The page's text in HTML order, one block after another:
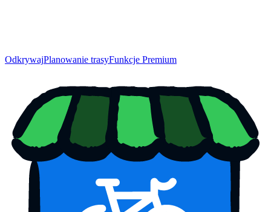
OdkrywajPlanowanie trasyFunkcje Premium